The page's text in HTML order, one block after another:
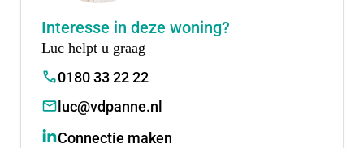
Interesse in deze woning?
Luc helpt u graag
0180 33 22 22
luc@vdpanne.nl
Connectie maken